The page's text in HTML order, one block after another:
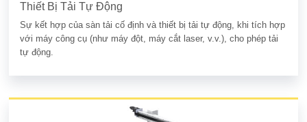
Thiết Bị Tải Tự Động
Sự kết hợp của sàn tải cố định và thiết bị tải tự động, khi tích hợp
với máy công cụ (như máy đột, máy cắt laser, v.v.), cho phép tải
tự động.